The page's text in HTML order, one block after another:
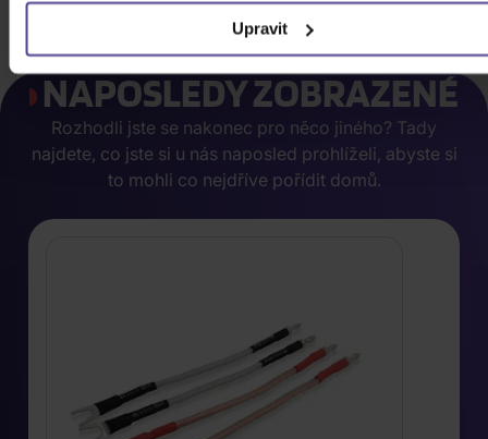
Upravit
DO KOŠÍKU
NAPOSLEDY ZOBRAZENÉ
Rozhodli jste se nakonec pro něco jiného? Tady
najdete, co jste si u nás naposled prohlíželi, abyste si
to mohli co nejdříve pořídit domů.